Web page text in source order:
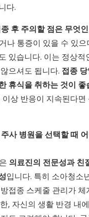
다.
후 주의할 점은 무엇
나 통증이 있을 수 있
있습니다. 이는 정상적
으셔도 됩니다. 접종
휴식을 취하는 것이 좋
상 반응이 지속된다면
사 병원을 선택할 때
의료진의 전문성과 친
입니다. 특히 소아청소
접종 스케줄 관리가
, 자신의 생활 반경 내